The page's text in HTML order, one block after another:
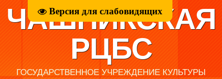
Версия для слабовидящих
ЧАШНИКСКАЯ
РЦБС
ГОСУДАРСТВЕННОЕ УЧРЕЖДЕНИЕ КУЛЬТУРЫ